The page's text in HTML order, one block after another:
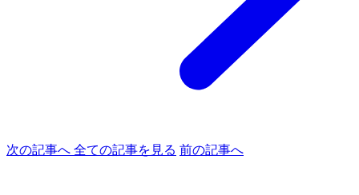
次の記事へ 全ての記事を見る 前の記事へ